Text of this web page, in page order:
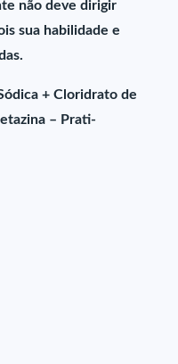
não deve dirigir
sua habilidade e
+ Cloridrato de
– Prati-